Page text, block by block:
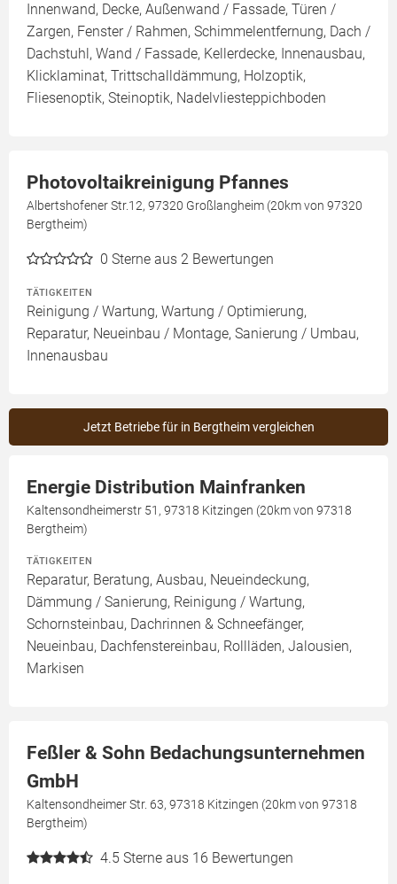
Innenwand, Decke, Außenwand / Fassade, Türen /
Zargen, Fenster / Rahmen, Schimmelentfernung, Dach /
Dachstuhl, Wand / Fassade, Kellerdecke, Innenausbau,
Klicklaminat, Trittschalldämmung, Holzoptik,
Fliesenoptik, Steinoptik, Nadelvliesteppichboden
Photovoltaikreinigung Pfannes
Albertshofener Str.12, 97320 Großlangheim (20km von 97320
Bergtheim)
0 Sterne aus 2 Bewertungen
TÄTIGKEITEN
Reinigung / Wartung, Wartung / Optimierung,
Reparatur, Neueinbau / Montage, Sanierung / Umbau,
Innenausbau
Jetzt Betriebe für in Bergtheim vergleichen
Energie Distribution Mainfranken
Kaltensondheimerstr 51, 97318 Kitzingen (20km von 97318
Bergtheim)
TÄTIGKEITEN
Reparatur, Beratung, Ausbau, Neueindeckung,
Dämmung / Sanierung, Reinigung / Wartung,
Schornsteinbau, Dachrinnen & Schneefänger,
Neueinbau, Dachfenstereinbau, Rollläden, Jalousien,
Markisen
Feßler & Sohn Bedachungsunternehmen
GmbH
Kaltensondheimer Str. 63, 97318 Kitzingen (20km von 97318
Bergtheim)
4.5 Sterne aus 16 Bewertungen